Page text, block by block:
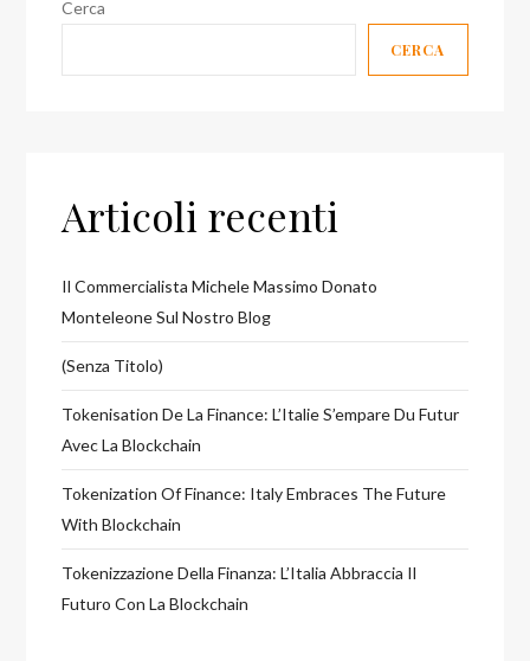
Cerca
CERCA
Articoli recenti
Il Commercialista Michele Massimo Donato
Monteleone Sul Nostro Blog
(senza Titolo)
Tokenisation De La Finance: L’Italie S’empare Du Futur
Avec La Blockchain
Tokenization Of Finance: Italy Embraces The Future
With Blockchain
Tokenizzazione Della Finanza: L’Italia Abbraccia Il
Futuro Con La Blockchain